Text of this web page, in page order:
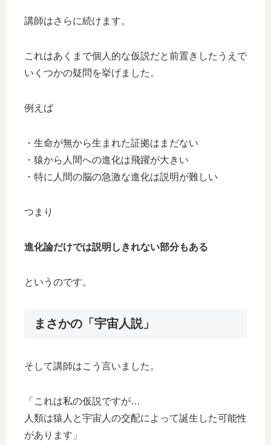
講師はさらに続けます。
これはあくまで個人的な仮説だと前置きしたうえで
いくつかの疑問を挙げました。
例えば
・生命が無から生まれた証拠はまだない
・猿から人間への進化は飛躍が大きい
・特に人間の脳の急激な進化は説明が難しい
つまり
進化論だけでは説明しきれない部分もある
というのです。
まさかの「宇宙人説」
そして講師はこう言いました。
「これは私の仮説ですが…
人類は猿人と宇宙人の交配によって誕生した可能性
があります」